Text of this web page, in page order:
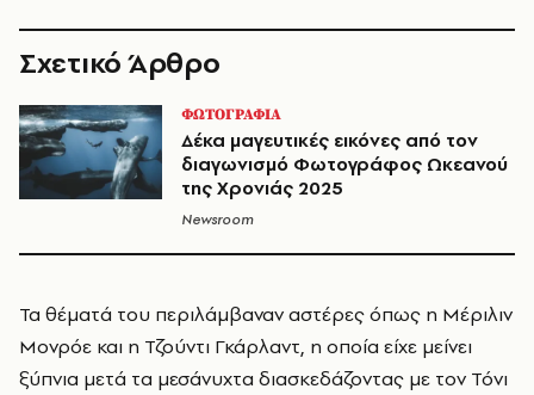
Σχετικό Άρθρο
ΦΩΤΟΓΡΑΦΙΑ
Δέκα μαγευτικές εικόνες από τον
διαγωνισμό Φωτογράφος Ωκεανού
της Χρονιάς 2025
Newsroom
Τα θέματά του περιλάμβαναν αστέρες όπως η Μέριλιν
Μονρόε και η Τζούντι Γκάρλαντ, η οποία είχε μείνει
ξύπνια μετά τα μεσάνυχτα διασκεδάζοντας με τον Τόνι